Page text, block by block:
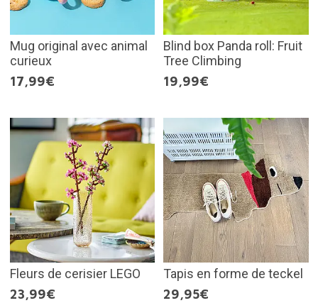
Mug original avec animal
curieux
17,99€
Blind box Panda roll: Fruit
Tree Climbing
19,99€
Fleurs de cerisier LEGO
23,99€
Tapis en forme de teckel
29,95€